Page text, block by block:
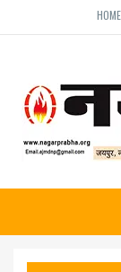
HOME